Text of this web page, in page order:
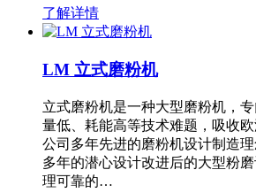
了解详情
LM 立式磨粉机
立式磨粉机是一种大型磨粉机，
量低、耗能高等技术难题，吸收
公司多年先进的磨粉机设计制造
多年的潜心设计改进后的大型粉
理可靠的…